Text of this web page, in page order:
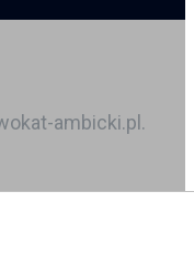
ambicki.pl.